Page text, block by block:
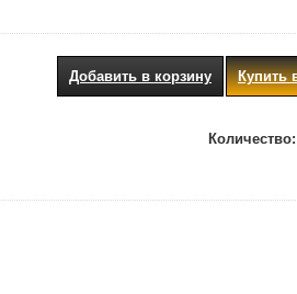
Купить
Добавить в корзину
Количество: